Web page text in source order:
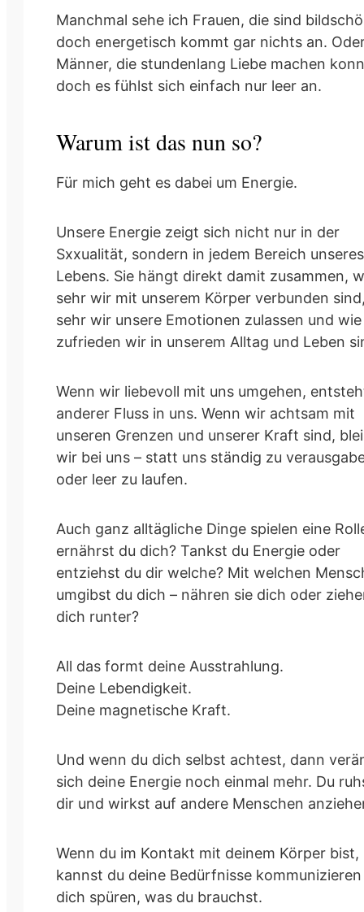
Manchmal sehe ich Frauen, die sind
doch energetisch kommt gar nichts an.
Männer, die stundenlang Liebe machen
doch es fühlst sich einfach nur leer an.
Warum ist das nun so?
Für mich geht es dabei um Energie.
Unsere Energie zeigt sich nicht nur in der
Sxxualität, sondern in jedem Bereich unseres
Lebens. Sie hängt direkt damit zusammen,
sehr wir mit unserem Körper verbunden
sehr wir unsere Emotionen zulassen und wie
zufrieden wir in unserem Alltag und Leben
Wenn wir liebevoll mit uns umgehen,
anderer Fluss in uns. Wenn wir achtsam mit
unseren Grenzen und unserer Kraft sind,
wir bei uns – statt uns ständig zu
oder leer zu laufen.
Auch ganz alltägliche Dinge spielen eine
ernährst du dich? Tankst du Energie oder
entziehst du dir welche? Mit welchen
umgibst du dich – nähren sie dich oder
dich runter?
All das formt deine Ausstrahlung.
Deine Lebendigkeit.
Deine magnetische Kraft.
Und wenn du dich selbst achtest, dann
sich deine Energie noch einmal mehr. Du
dir und wirkst auf andere Menschen
Wenn du im Kontakt mit deinem Körper bist,
kannst du deine Bedürfnisse
dich spüren, was du brauchst.